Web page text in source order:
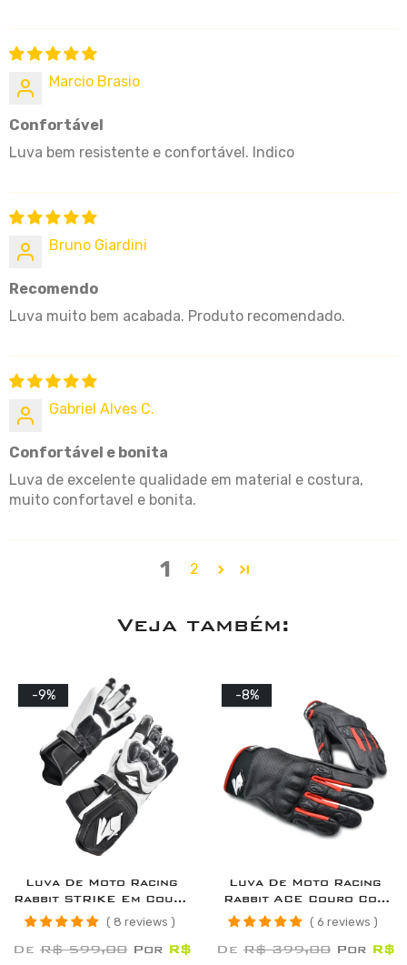
Marcio Brasio
Confortável
Luva bem resistente e confortável. Indico
Bruno Giardini
Recomendo
Luva muito bem acabada. Produto recomendado.
Gabriel Alves C.
Confortável e bonita
Luva de excelente qualidade em material e costura,
muito confortavel e bonita.
1 2
Veja também:
-9%
Luva De Moto Racing
Rabbit STRIKE Em Couro
Com Proteção De
Carbono E Punho Longo
8 reviews
De R$ 599,00 Por R$
-8%
Luva De Moto Racing
Rabbit ACE Couro Com
Proteções6 reviews
De R$ 399,00 Por R$